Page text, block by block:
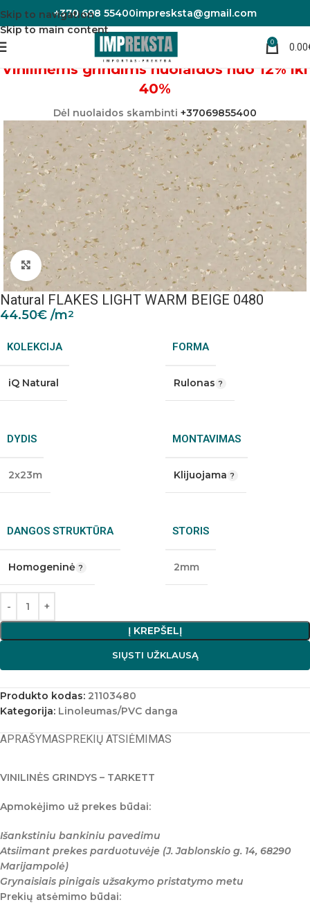
Skip to navigation
Skip to main content
+370 698 55400impresksta@gmail.com
0 0.00
Pradžia Linoleumas/PVC danga
Vinilinėms grindims nuolaidos nuo 12% iki
40%
Dėl nuolaidos skambinti +37069855400
Padidinti nuotrauką
Natural FLAKES LIGHT WARM BEIGE 0480
44.50€ /m2
KOLEKCIJA
iQ Natural
FORMA
Rulonas
DYDIS
2x23m
MONTAVIMAS
Klijuojama
DANGOS STRUKTŪRA
Homogeninė
STORIS
2mm
Į KREPŠELĮ
SIŲSTI UŽKLAUSĄ
Produkto kodas: 21103480
Kategorija: Linoleumas/PVC danga
APRAŠYMASPREKIŲ ATSIĖMIMAS
VINILINĖS GRINDYS – TARKETT
Apmokėjimo už prekes būdai:
Išankstiniu bankiniu pavedimu
Atsiimant prekes parduotuvėje (J. Jablonskio g. 14, 68290
Marijampolė)
Grynaisiais pinigais užsakymo pristatymo metu
Prekių atsėmimo būdai: